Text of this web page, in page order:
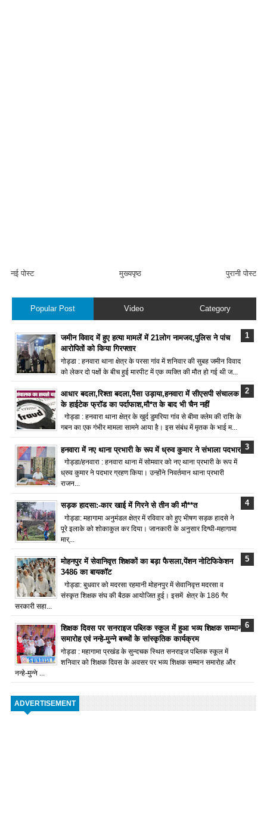
नई पोस्ट पुरानी पोस्ट
मुख्यपृष्ठ
Popular Post Video Category
जमीन विवाद में हुए हत्या मामलें में 21लोग नामजद,पुलिस ने पांच
आरोपितों को किया गिरफ्तार
गोड्डा : हनवारा थाना क्षेत्र के परसा गांव में शनिवार की सुबह जमीन विवाद
को लेकर दो पक्षों के बीच हुई मारपीट में एक व्यक्ति की मौत हो गई थी ज...
आधार बदला,रिश्ता बदला,पैसा उड़ाया,हनवारा में सीएसपी संचालक
के हाईटेक फ्रॉड का पर्दाफाश,मौ*त के बाद भी चैन नहीं
गोड्डा : हनवारा थाना क्षेत्र के खुर्द डुमरिया गांव से बीमा क्लेम की राशि के
गबन का एक गंभीर मामला सामने आया है। इस संबंध में मृतक के भाई म...
हनवारा में नए थाना प्रभारी के रूप में ध्रुव कुमार ने संभाला पदभार
गोड्डा/हनवारा : हनवारा थाना में सोमवार को नए थाना प्रभारी के रूप में
ध्रुव कुमार ने पदभार ग्रहण किया। उन्होंने निवर्तमान थाना प्रभारी
राजन...
सड़क हादसा:-कार खाई में गिरने से तीन की मौ**त
गोड्डा: महागामा अनुमंडल क्षेत्र में रविवार को हुए भीषण सड़क हादसे ने
पूरे इलाके को शोकाकुल कर दिया। जानकारी के अनुसार दिग्घी-महागामा
मार्...
मोहनपुर में सेवानिवृत्त शिक्षकों का बड़ा फैसला,पेंशन नोटिफिकेशन
3486 का बायकॉट
गोड्डा: बुधवार को मदरसा रहमानी मोहनपुर में सेवानिवृत्त मदरसा व
संस्कृत शिक्षक संघ की बैठक आयोजित हुई। इसमें क्षेत्र के 186 गैर
सरकारी सहा...
शिक्षक दिवस पर सनराइज पब्लिक स्कूल में हुआ भव्य शिक्षक सम्मान
समारोह एवं नन्हे-मुन्ने बच्चों के सांस्कृतिक कार्यक्रम
गोड्डा : महागामा प्रखंड के सुन्दचक स्थित सनराइज पब्लिक स्कूल में
शनिवार को शिक्षक दिवस के अवसर पर भव्य शिक्षक सम्मान समारोह और
नन्हे-मुन्ने ...
ADVERTISEMENT